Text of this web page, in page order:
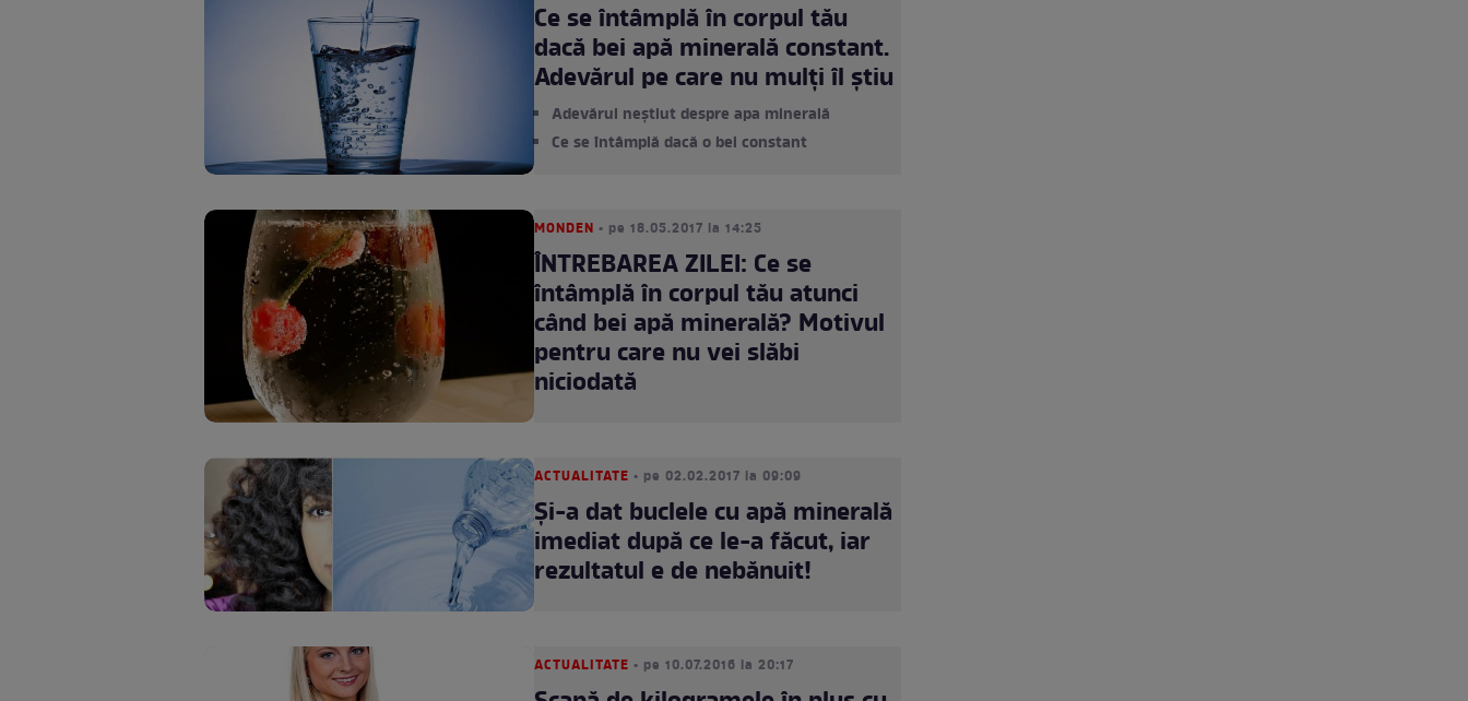
Ce se întâmplă în corpul tău
dacă bei apă minerală constant.
Adevărul pe care nu mulți îl știu
Adevărul neștiut despre apa minerală
Ce se întâmplă dacă o bei constant
MONDEN • pe 18.05.2017 la 14:25
ÎNTREBAREA ZILEI: Ce se
întâmplă în corpul tău atunci
când bei apă minerală? Motivul
pentru care nu vei slăbi
niciodată
ACTUALITATE • pe 02.02.2017 la 09:09
Și-a dat buclele cu apă minerală
imediat după ce le-a făcut, iar
rezultatul e de nebănuit!
ACTUALITATE • pe 10.07.2016 la 20:17